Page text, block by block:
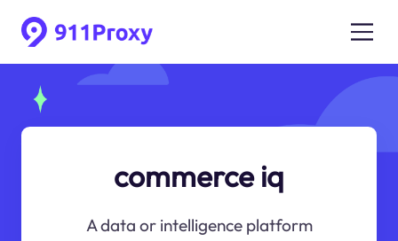
commerce iq
A data or intelligence platform